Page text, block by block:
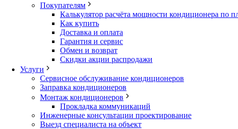
Покупателям
Калькулятор расчёта мощности кондиционера по
Как купить
Доставка и оплата
Гарантия и сервис
Обмен и возврат
Скидки акции распродажи
Услуги
Сервисное обслуживание кондиционеров
Заправка кондиционеров
Монтаж кондиционеров
Прокладка коммуникаций
Инженерные консультации проектирование
Выезд специалиста на объект